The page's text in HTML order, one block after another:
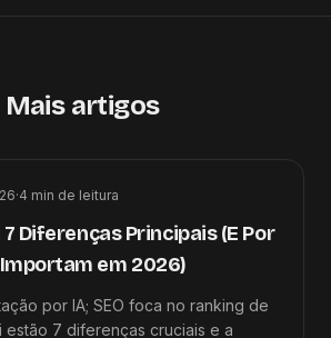
Mais artigos
·4 min de leitura
7 Diferenças Principais (E Por
em 2026)
por IA; SEO foca no ranking de
estão 7 diferenças cruciais e a